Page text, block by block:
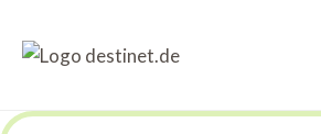
Inhalt
springen